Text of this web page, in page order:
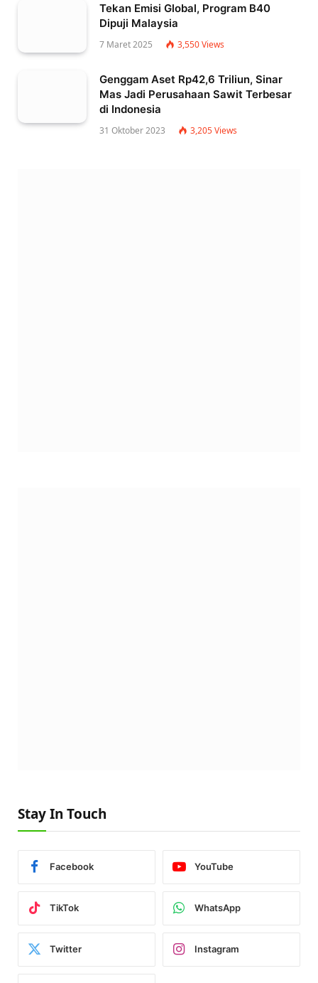
Tekan Emisi Global, Program B40
Dipuji Malaysia
7 Maret 2025 3,550Views
Genggam Aset Rp42,6 Triliun, Sinar
Mas Jadi Perusahaan Sawit Terbesar
di Indonesia
31 Oktober 2023 3,205Views
Stay In Touch
Facebook YouTube
TikTok WhatsApp
Twitter Instagram